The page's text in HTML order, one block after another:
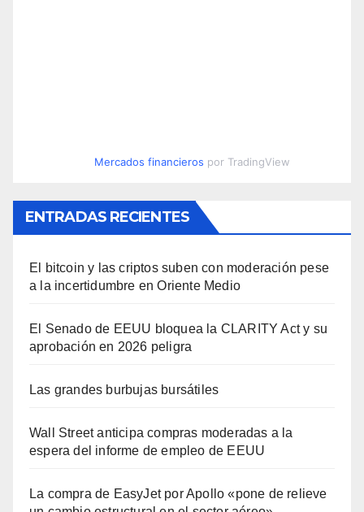
Mercados financieros por TradingView
ENTRADAS RECIENTES
El bitcoin y las criptos suben con moderación pese
a la incertidumbre en Oriente Medio
El Senado de EEUU bloquea la CLARITY Act y su
aprobación en 2026 peligra
Las grandes burbujas bursátiles
Wall Street anticipa compras moderadas a la
espera del informe de empleo de EEUU
La compra de EasyJet por Apollo «pone de relieve